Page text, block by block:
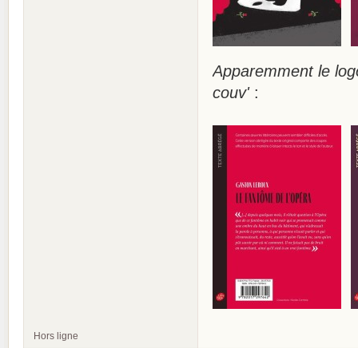
Apparemment le
couv':
Hors ligne